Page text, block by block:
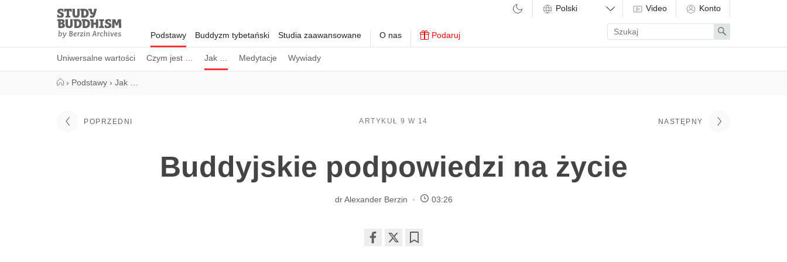
Study
Buddhism
Home
Podstawy
Uniwersalne wartości Czym jest … Jak … Medytacje Wywiady
Buddyzm tybetański Studia zaawansowane O nas Podaruj
Video Konto
Enter
search
term
Search
› Podstawy › Jak …
POPRZEDNI ARTYKUŁ 9 W 14 NASTĘPNY
Buddyjskie podpowiedzi na życie
dr Alexander Berzin 03:26